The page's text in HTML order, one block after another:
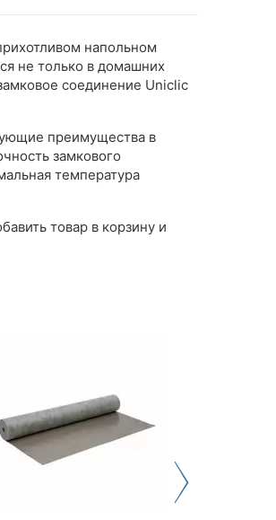
напольном
не только в домашних
соединение Uniclic
преимущества в
замкового
температура
товар в корзину и